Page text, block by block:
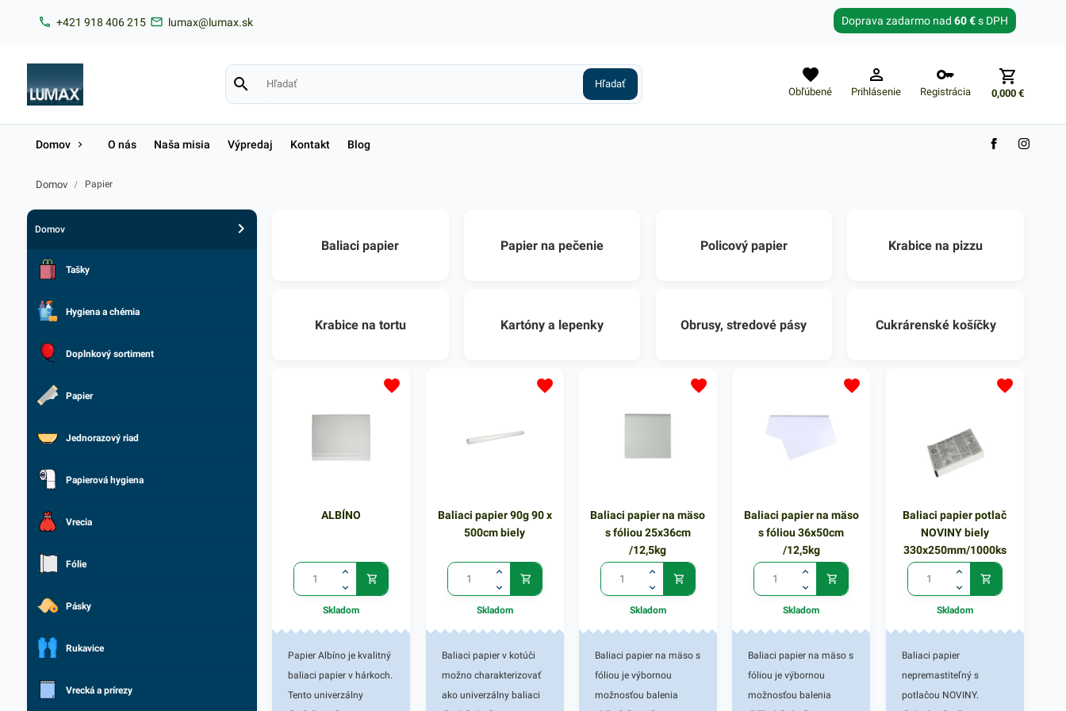
+421 918 406 215 lumax@lumax.sk Doprava zadarmo nad 60 €s DPH
Obľúbené Prihlásenie Registrácia 0,000€
Zabudnuté heslo?
Domov O nás Naša misia Výpredaj Kontakt Blog
Domov / Papier
Domov
Tašky
Hygiena a chémia
Doplnkový sortiment
Papier
Jednorazový riad
Papierová hygiena
Vrecia
Fólie
Pásky
Rukavice
Vrecká a prírezy
Baliaci papier Papier na pečenie Policový papier Krabice na pizzu
Krabice na tortu Kartóny a lepenky Obrusy, stredové pásy Cukrárenské košíčky
ALBÍNO
Skladom
Papier Albíno je kvalitný
baliaci papier v hárkoch.
Tento univerzálny
Baliaci papier 90g 90 x
500cm biely
Skladom
Baliaci papier v kotúči
možno charakterizovať
ako univerzálny baliaci
Baliaci papier na mäso
s fóliou 25x36cm
/12,5kg
Skladom
Baliaci papier na mäso s
fóliou je výbornou
možnosťou balenia
Baliaci papier na mäso
s fóliou 36x50cm
/12,5kg
Skladom
Baliaci papier na mäso s
fóliou je výbornou
možnosťou balenia
Baliaci papier potlač
NOVINY biely
330x250mm/1000ks
Skladom
Baliaci papier
nepremastiteľný s
potlačou NOVINY.